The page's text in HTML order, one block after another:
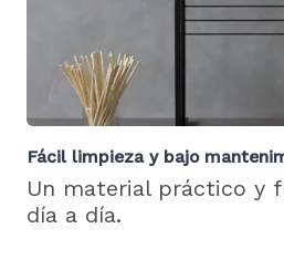
Fácil limpieza y bajo
Un material práctico y
día a día.